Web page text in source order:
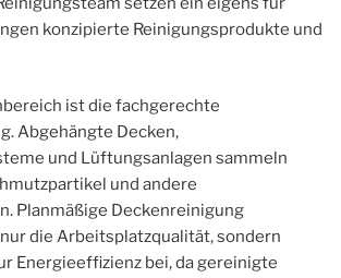
konzipierte Reinigungsprodukte und
ist die fachgerechte
Abgehängte Decken,
und Lüftungsanlagen sammeln
und andere
Planmäßige Deckenreinigung
die Arbeitsplatzqualität, sondern
Energieeffizienz bei, da gereinigte